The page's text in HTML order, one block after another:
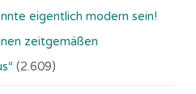
eigentlich modern sein!
zeitgemäßen
(2.609)